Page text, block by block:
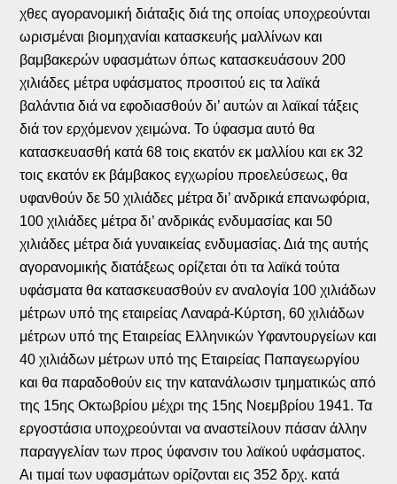
χθες αγορανομική διάταξις διά της οποίας υποχρεούνται
ωρισμέναι βιομηχανίαι κατασκευής μαλλίνων και
βαμβακερών υφασμάτων όπως κατασκευάσουν 200
χιλιάδες μέτρα υφάσματος προσιτού εις τα λαϊκά
βαλάντια διά να εφοδιασθούν δι’ αυτών αι λαϊκαί τάξεις
διά τον ερχόμενον χειμώνα. Το ύφασμα αυτό θα
κατασκευασθή κατά 68 τοις εκατόν εκ μαλλίου και εκ 32
τοις εκατόν εκ βάμβακος εγχωρίου προελεύσεως, θα
υφανθούν δε 50 χιλιάδες μέτρα δι’ ανδρικά επανωφόρια,
100 χιλιάδες μέτρα δι’ ανδρικάς ενδυμασίας και 50
χιλιάδες μέτρα διά γυναικείας ενδυμασίας. Διά της αυτής
αγορανομικής διατάξεως ορίζεται ότι τα λαϊκά τούτα
υφάσματα θα κατασκευασθούν εν αναλογία 100 χιλιάδων
μέτρων υπό της εταιρείας Λαναρά-Κύρτση, 60 χιλιάδων
μέτρων υπό της Εταιρείας Ελληνικών Υφαντουργείων και
40 χιλιάδων μέτρων υπό της Εταιρείας Παπαγεωργίου
και θα παραδοθούν εις την κατανάλωσιν τμηματικώς από
της 15ης Οκτωβρίου μέχρι της 15ης Νοεμβρίου 1941. Τα
εργοστάσια υποχρεούνται να αναστείλουν πάσαν άλλην
παραγγελίαν των προς ύφανσιν του λαϊκού υφάσματος.
Αι τιμαί των υφασμάτων ορίζονται εις 352 δρχ. κατά